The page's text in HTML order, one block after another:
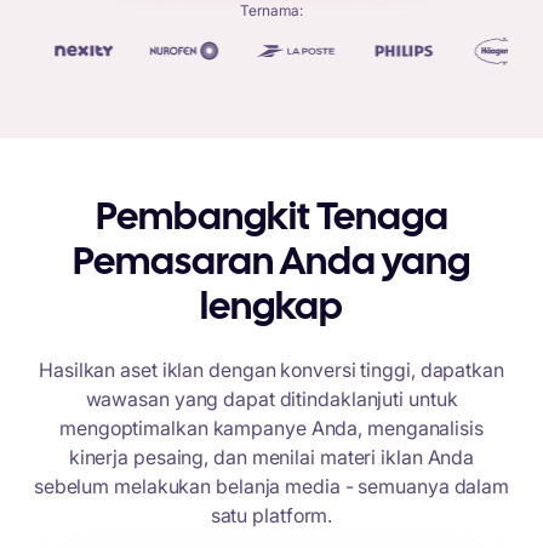
Ternama:
Pembangkit Tenaga
Pemasaran Anda yang
lengkap
Hasilkan aset iklan dengan konversi tinggi, dapatkan
wawasan yang dapat ditindaklanjuti untuk
mengoptimalkan kampanye Anda, menganalisis
kinerja pesaing, dan menilai materi iklan Anda
sebelum melakukan belanja media - semuanya dalam
satu platform.